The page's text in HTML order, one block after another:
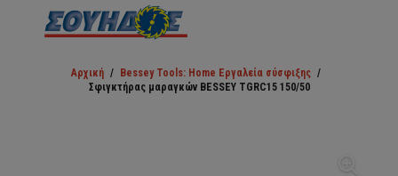
Αρχική / Bessey Tools: Home Εργαλεία σύσφιξης /
Σφιγκτήρας μαραγκών BESSEY TGRC15 150/50